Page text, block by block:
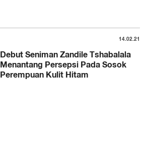
14.02.21
Debut Seniman Zandile Tshabalala
Menantang Persepsi Pada Sosok
Perempuan Kulit Hitam